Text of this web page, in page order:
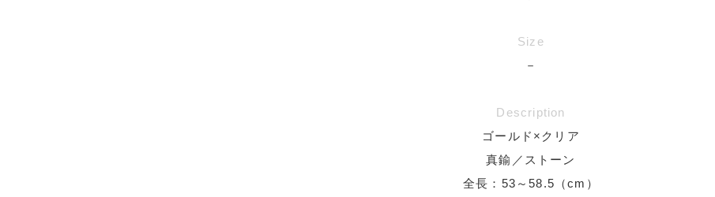
Size
－
Description
ゴールド×クリア
真鍮／ストーン
全長：53～58.5（cm）